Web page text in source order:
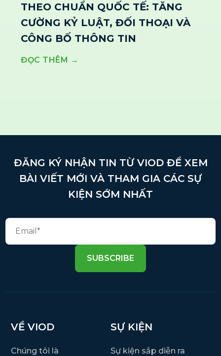
THEO CHUẨN QUỐC TẾ: TĂNG
CƯỜNG KỶ LUẬT, ĐỐI THOẠI VÀ
CÔNG BỐ THÔNG TIN
ĐỌC THÊM →
ĐĂNG KÝ NHẬN TIN TỪ VIOD ĐỂ XEM
BÀI VIẾT MỚI VÀ THAM GIA CÁC SỰ
KIỆN SỚM NHẤT
SUBSCRIBE
VỀ VIOD
Chúng tôi là
SỰ KIỆN
Sự kiện sắp diễn ra